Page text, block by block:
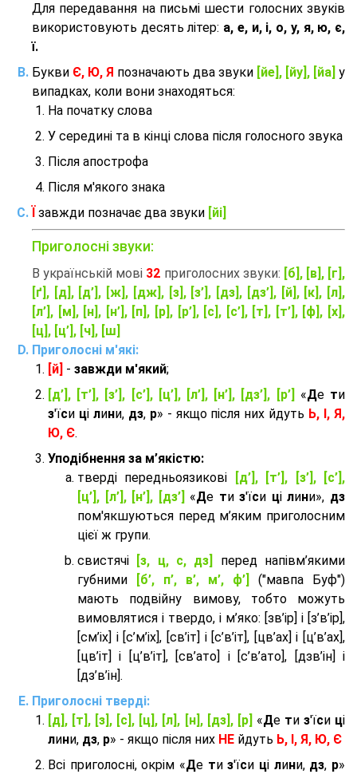
Для передавання на письмі шести голосних звуків
використовують десять літер: а, е, и, і, о, у, я, ю, є,
ї.
Букви Є, Ю, Я позначають два звуки [йе], [йу], [йа] у
випадках, коли вони знаходяться:
На початку слова
У середині та в кінці слова після голосного звука
Після апострофа
Після м'якого знака
завжди позначає два звуки [йі]
Приголосні звуки:
В українській мові 32 приголосних звуки: [б], [в], [г],
[ґ], [д], [д’], [ж], [дж], [з], [з’], [дз], [дз’], [й], [к], [л],
[л’], [м], [н], [н’], [п], [р], [р’], [с], [с’], [т], [т’], [ф], [х],
[ц], [ц’], [ч], [ш]
Приголосні м'які:
[й] - завжди м'який;
[д’], [т’], [з’], [с’], [ц’], [л’], [н’], [дз’], [р’]
«Де ти
з'їси ці лини, дз, р» - якщо після них йдуть Ь, І, Я,
Ю, Є.
Уподібнення за м’якістю:
тверді передньоязикові
[д’], [т’], [з’], [с’],
[ц’], [л’], [н’], [дз’] «Де тиз'їси цілини», дз
пом'якшуються перед м’яким приголосним
цієї ж групи.
cвистячі
[з, ц, с, дз]
перед напівм’якими
губними
[б’, п’, в’, м’, ф’]
("мавпа Буф")
мають подвійну вимову, тобто можуть
вимовлятися і твердо, і м’яко: [зв’ір] і [з’в’ір],
[см’іх] і [с’м’іх], [св’іт] і [с’в’іт], [цв’ах] і [ц’в’ах],
[цв’іт] і [ц’в’іт], [св’ато] і [с’в’ато], [дзв’iн] і
[дз’в’iн].
Приголосні тверді:
[д], [т], [з], [с], [ц], [л], [н], [дз], [р] «Де ти з'їси ці
лини, дз, р» - якщо після них НЕ йдуть Ь, І, Я, Ю, Є
Всі приголосні, окрім «Де тиз'їси ці лини, дз, р»